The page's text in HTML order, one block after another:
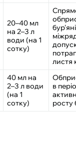
20–40 мл
на 2–3 л
води (на 1
сотку)
листя
40 мл на
2–3 л води
(на 1
сотку)
в
росту